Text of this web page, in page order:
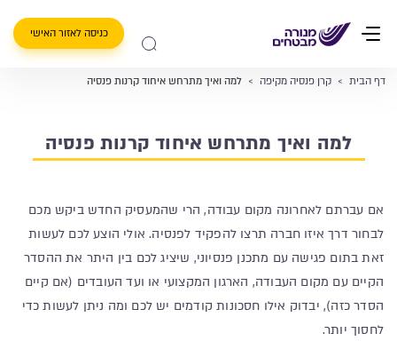
כניסה לאזור האישי
דף הבית > קרן פנסיה מקיפה > למה ואיך מתרחש איחוד קרנות פנסיה
למה ואיך מתרחש איחוד קרנות פנסיה
אם עברתם לאחרונה מקום עבודה, הרי שהמעסיק החדש ביקש מכם
לבחור דרך איזו חברה תרצו להפקיד לפנסיה. אולי הוצע לכם לעשות
זאת בתום פגישה עם מתכנן פנסיוני, שיציג לכם בין היתר את ההסדר
הקיים עם מקום העבודה, הארגון המקצועי או ועד העובדים (אם קיים
הסדר כזה), יבדוק אילו חסכונות קודמים יש לכם ומה ניתן לעשות כדי
לחסוך יותר.